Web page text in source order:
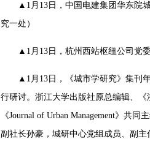
▲1月13日，中国电建集团华东院
究一处）
▲1月13日，杭州西站枢纽公司党
▲1月13日，《城市学研究》集刊
行研讨。浙江大学出版社原总编辑、
《Journal of Urban Management》共
副社长孙豪，城研中心党组成员、副主